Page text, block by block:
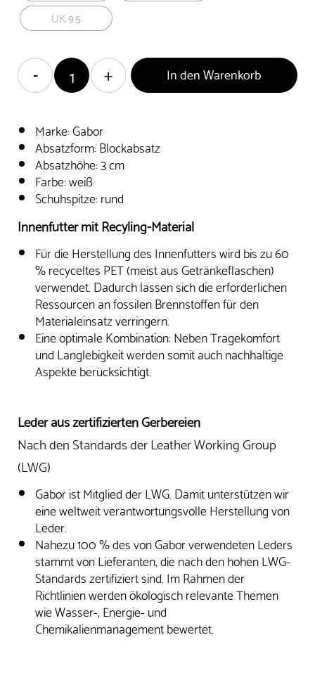
UK 9.5
In den Warenkorb
Marke: Gabor
Absatzform: Blockabsatz
Absatzhöhe: 3 cm
Farbe: weiß
Schuhspitze: rund
Innenfutter mit Recyling-Material
Für die Herstellung des Innenfutters wird bis zu 60
% recyceltes PET (meist aus Getränkeflaschen)
verwendet. Dadurch lassen sich die erforderlichen
Ressourcen an fossilen Brennstoffen für den
Materialeinsatz verringern.
Eine optimale Kombination: Neben Tragekomfort
und Langlebigkeit werden somit auch nachhaltige
Aspekte berücksichtigt.
Leder aus zertifizierten Gerbereien
Nach den Standards der Leather Working Group
(LWG)
Gabor ist Mitglied der LWG. Damit unterstützen wir
eine weltweit verantwortungsvolle Herstellung von
Leder.
Nahezu 100 % des von Gabor verwendeten Leders
stammt von Lieferanten, die nach den hohen LWG-
Standards zertifiziert sind. Im Rahmen der
Richtlinien werden ökologisch relevante Themen
wie Wasser-, Energie- und
Chemikalienmanagement bewertet.